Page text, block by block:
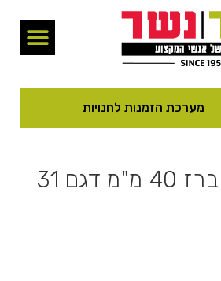
מערכת הזמנות לחנויות
ידית למנגנון ברז 40 מ"מ דגם 31